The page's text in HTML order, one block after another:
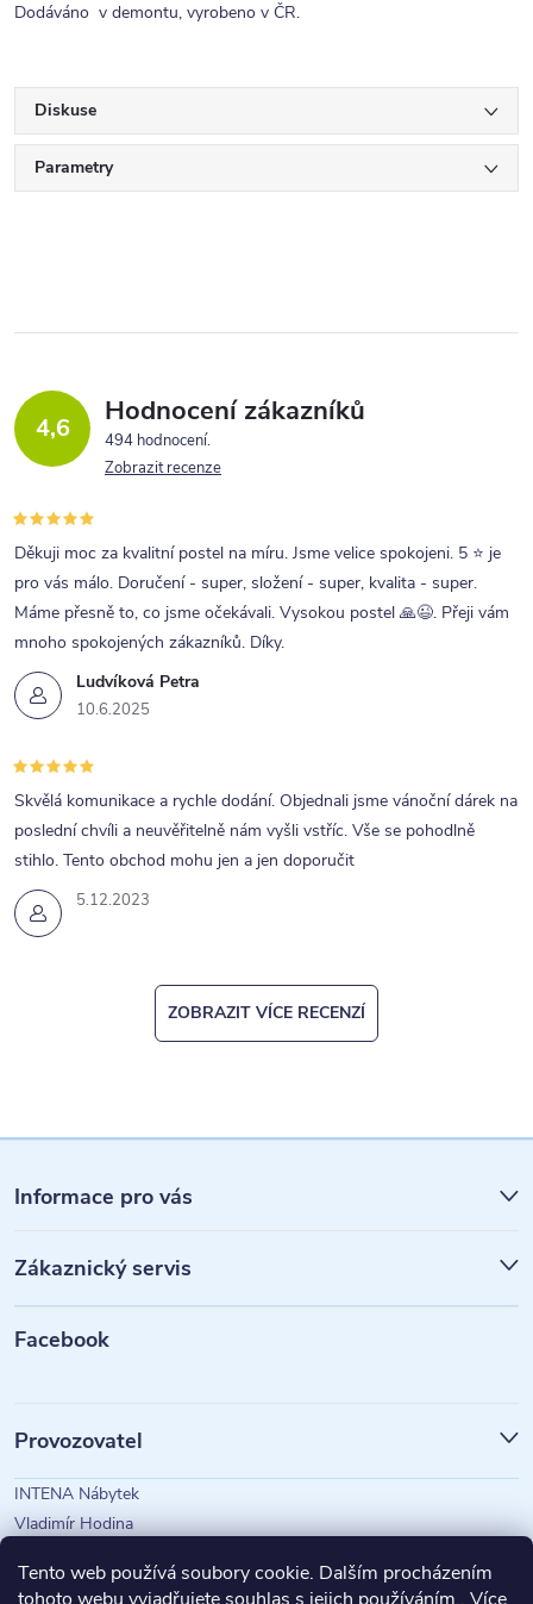
Tento web používá soubory cookie. Dalším procházením
Dodáváno v demontu, vyrobeno v ČR.
Diskuse
Parametry
4,6 Hodnocení zákazníků
494 hodnocení
Zobrazit recenze
Ludvíková Petra
10.6.2025
Děkuji moc za kvalitní postel na míru. Jsme velice spokojeni. 5 ⭐ je
pro vás málo. Doručení - super, složení - super, kvalita - super.
Máme přesně to, co jsme očekávali. Vysokou postel 🙏😉. Přeji vám
mnoho spokojených zákazníků. Díky.
5.12.2023
Skvělá komunikace a rychle dodání. Objednali jsme vánoční dárek na
poslední chvíli a neuvěřitelně nám vyšli vstříc. Vše se pohodlně
stihlo. Tento obchod mohu jen a jen doporučit
ZOBRAZIT VÍCE RECENZÍ
á
p
a
Informace pro vás
Zákaznický servis
Facebook
Provozovatel
INTENA Nábytek
Vladimír Hodina